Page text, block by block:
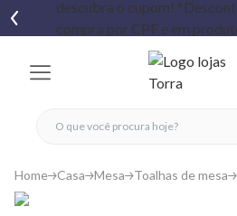
fechar menu
fechar menu
favoritos
Home Casa Mesa Toalhas de mesa